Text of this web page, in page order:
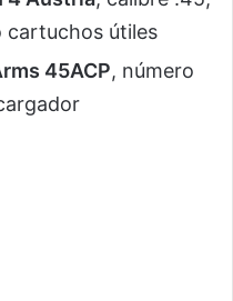
cartuchos útiles
45ACP, número